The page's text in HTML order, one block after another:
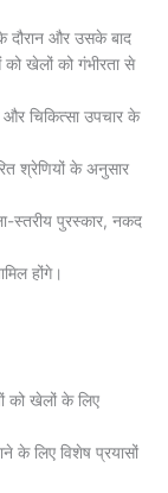
दौरान और उसके बाद
को खेलों को गंभीरता से
चिकित्सा उपचार के
श्रेणियों के अनुसार
स्तरीय पुरस्कार, नकद
होंगे।
को खेलों के लिए
के लिए विशेष प्रयासों